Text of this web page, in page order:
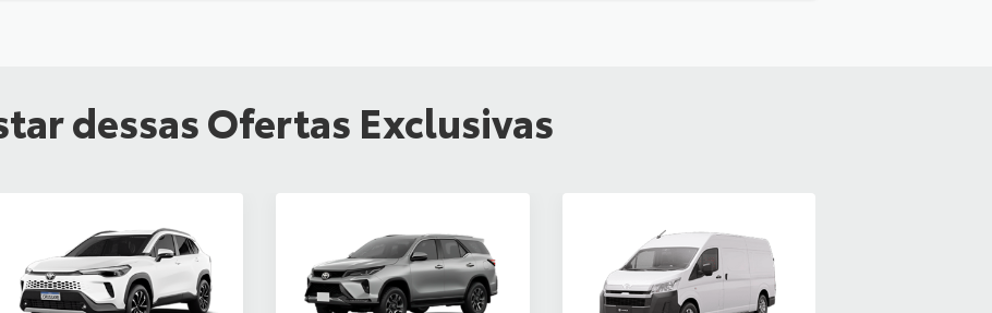
dessas Ofertas Exclusivas